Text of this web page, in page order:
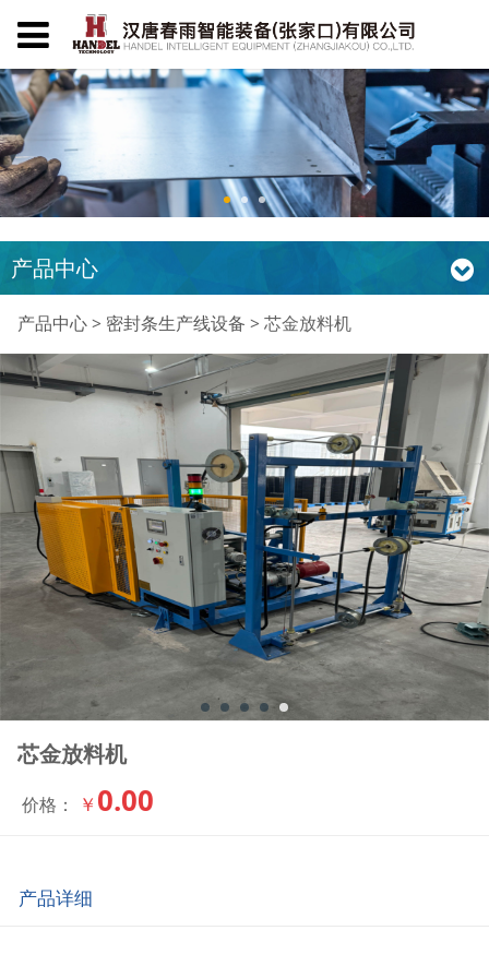
产品中心
芯金放料机
产品中心> 密封条生产线设备 > 芯金放料机
芯金放料机
价格： ￥ 0.00
产品详细